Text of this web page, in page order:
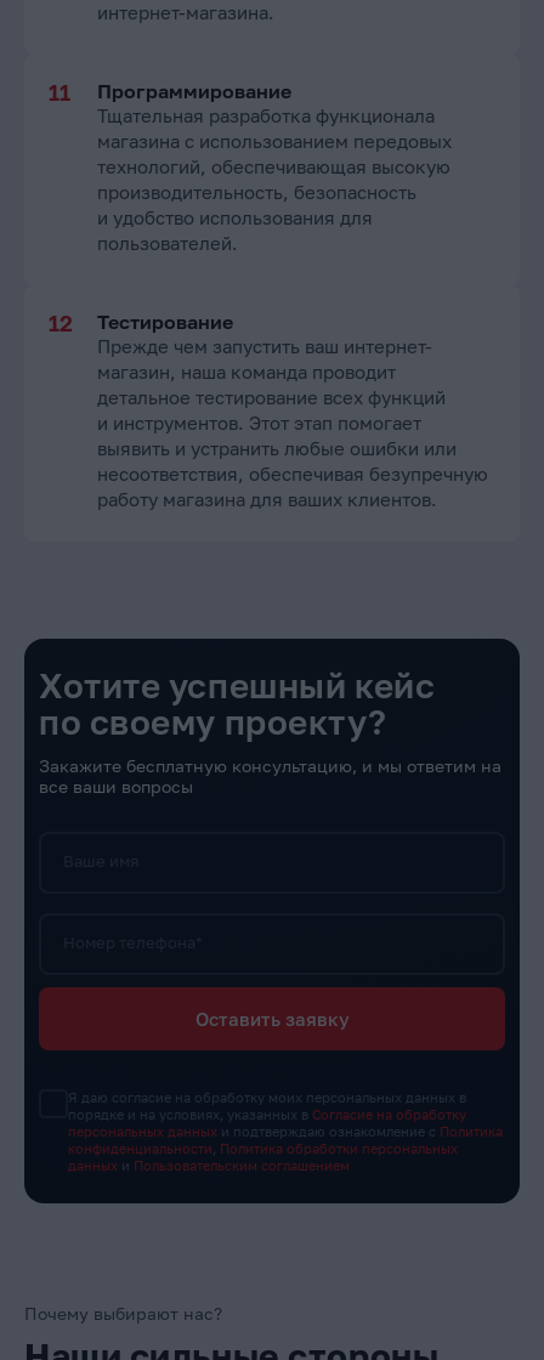
интернет-магазина.
Программирование
Тщательная разработка функционала
магазина с использованием передовых
технологий, обеспечивающая высокую
производительность, безопасность
и удобство использования для
пользователей.
Тестирование
Прежде чем запустить ваш интернет-
магазин, наша команда проводит
детальное тестирование всех функций
и инструментов. Этот этап помогает
выявить и устранить любые ошибки или
несоответствия, обеспечивая безупречную
работу магазина для ваших клиентов.
Хотите успешный кейс
по своему проекту?
Закажите бесплатную консультацию, и мы ответим на
все ваши вопросы
Оставить заявку
Я даю согласие на обработку моих персональных данных в
порядке и на условиях, указанных в Согласие на обработку
персональных данных и подтверждаю ознакомление с Политика
конфиденциальности
Политика обработки персональных
данных и Пользовательским соглашением
Почему выбирают нас?